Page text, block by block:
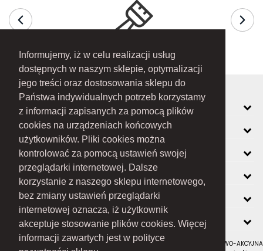
Informujemy, iż w celu realizacji usług
dostępnych w naszym sklepie, optymalizacji
jego treści oraz dostosowania sklepu do
Państwa indywidualnych potrzeb korzystamy
z informacji zapisanych za pomocą plików
cookies na urządzeniach końcowych
użytkowników. Pliki cookies można
kontrolować za pomocą ustawień swojej
przeglądarki internetowej. Dalsze
korzystanie z naszego sklepu internetowego,
bez zmiany ustawień przeglądarki
internetowej oznacza, iż użytkownik
akceptuje stosowanie plików cookies. Więcej
informacji zawartych jest w polityce
MOJE KONTO
INFORMACJE
O FIRMIE
ZOBACZ RÓWNIEŻ
KONTAKT
NEWSLETTER
RAMEX SPÓŁKA Z OGRANICZONĄ ODPOWIEDZIALNOŚCIĄ SPÓŁKA KOMANDYTOWO-AKCYJNA